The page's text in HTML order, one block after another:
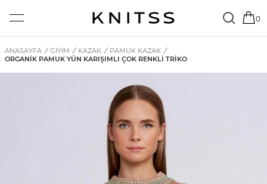
0
ANASAYFA / GİYİM / KAZAK / PAMUK KAZAK /
ORGANIK PAMUK YÜN KARIŞIMLI ÇOK RENKLI TRIKO